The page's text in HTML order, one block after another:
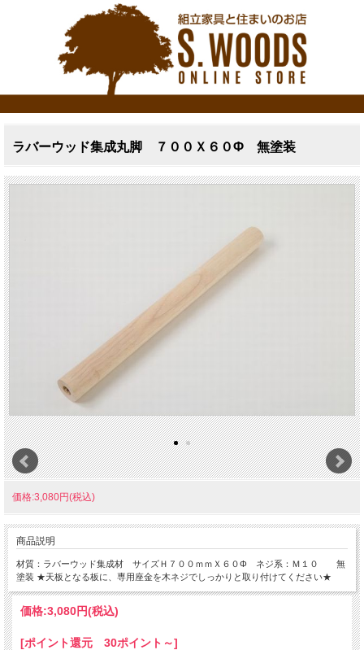
ラバーウッド集成丸脚 ７００Ｘ６０Φ 無塗装
価格:3,080円(税込)
商品説明
材質：ラバーウッド集成材 サイズＨ７００ｍｍＸ６０Φ ネジ系：Ｍ１０ 無
塗装 ★天板となる板に、専用座金を木ネジでしっかりと取り付けてください★
価格:3,080円(税込)
[ポイント還元 30ポイント～]